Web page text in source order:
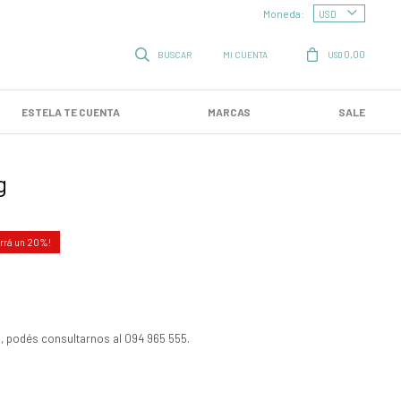
ESTELA TE CUENTA MARCAS SALE
USD 0,00
Moneda:
20
podés consultarnos al 094 965 555.